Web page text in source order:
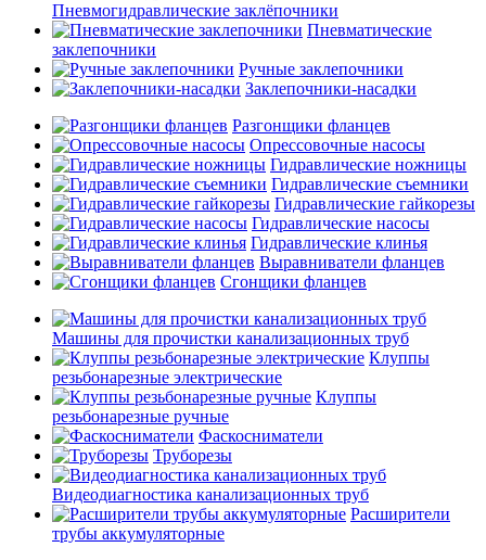
Пневмогидравлические заклёпочники
Пневматические
заклепочники
Ручные заклепочники
Заклепочники-насадки
Разгонщики фланцев
Опрессовочные насосы
Гидравлические ножницы
Гидравлические съемники
Гидравлические гайкорезы
Гидравлические насосы
Гидравлические клинья
Выравниватели фланцев
Сгонщики фланцев
Машины для прочистки канализационных труб
Клуппы
резьбонарезные электрические
Клуппы
резьбонарезные ручные
Фаскосниматели
Труборезы
Видеодиагностика канализационных труб
Расширители
трубы аккумуляторные